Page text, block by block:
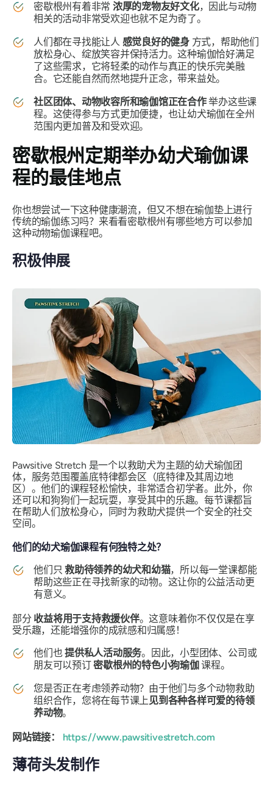
密歇根州有着非常 浓厚的宠物友好文化，因此与动物
相关的活动非常受欢迎也就不足为奇了。
人们都在寻找能让人 感觉良好的健身方式，帮助他们
放松身心、绽放笑容并保持活力。这种瑜伽恰好满足
了这些需求，它将轻柔的动作与真正的快乐完美融
合。它还能自然而然地提升正念，带来益处。
社区团体、动物收容所和瑜伽馆正在合作举办这些课
程。这使得参与方式更加便捷，也让幼犬瑜伽在全州
范围内更加普及和受欢迎。
密歇根州定期举办幼犬瑜伽课
程的最佳地点
你也想尝试一下这种健康潮流，但又不想在瑜伽垫上进行
传统的瑜伽练习吗？来看看密歇根州有哪些地方可以参加
这种动物瑜伽课程吧。
积极伸展
Pawsitive Stretch 是一个以救助犬为主题的幼犬瑜伽团
体，服务范围覆盖底特律都会区（底特律及其周边地
区）。他们的课程轻松愉快，非常适合初学者。此外，你
还可以和狗狗们一起玩耍，享受其中的乐趣。每节课都旨
在帮助人们放松身心，同时为救助犬提供一个安全的社交
空间。
他们的幼犬瑜伽课程有何独特之处？
他们只救助待领养的幼犬和幼猫，所以每一堂课都能
帮助这些正在寻找新家的动物。这让你的公益活动更
有意义。
部分 收益将用于支持救援伙伴。这意味着你不仅仅是在享
受乐趣，还能增强你的成就感和归属感！
他们也提供私人活动服务。因此，小型团体、公司或
朋友可以预订密歇根州的特色小狗瑜伽课程。
您是否正在考虑领养动物？由于他们与多个动物救助
组织合作，您将在每节课上 见到各种各样可爱的待领
养动物。
网站链接： https://www.pawsitivestretch.com
薄荷头发制作